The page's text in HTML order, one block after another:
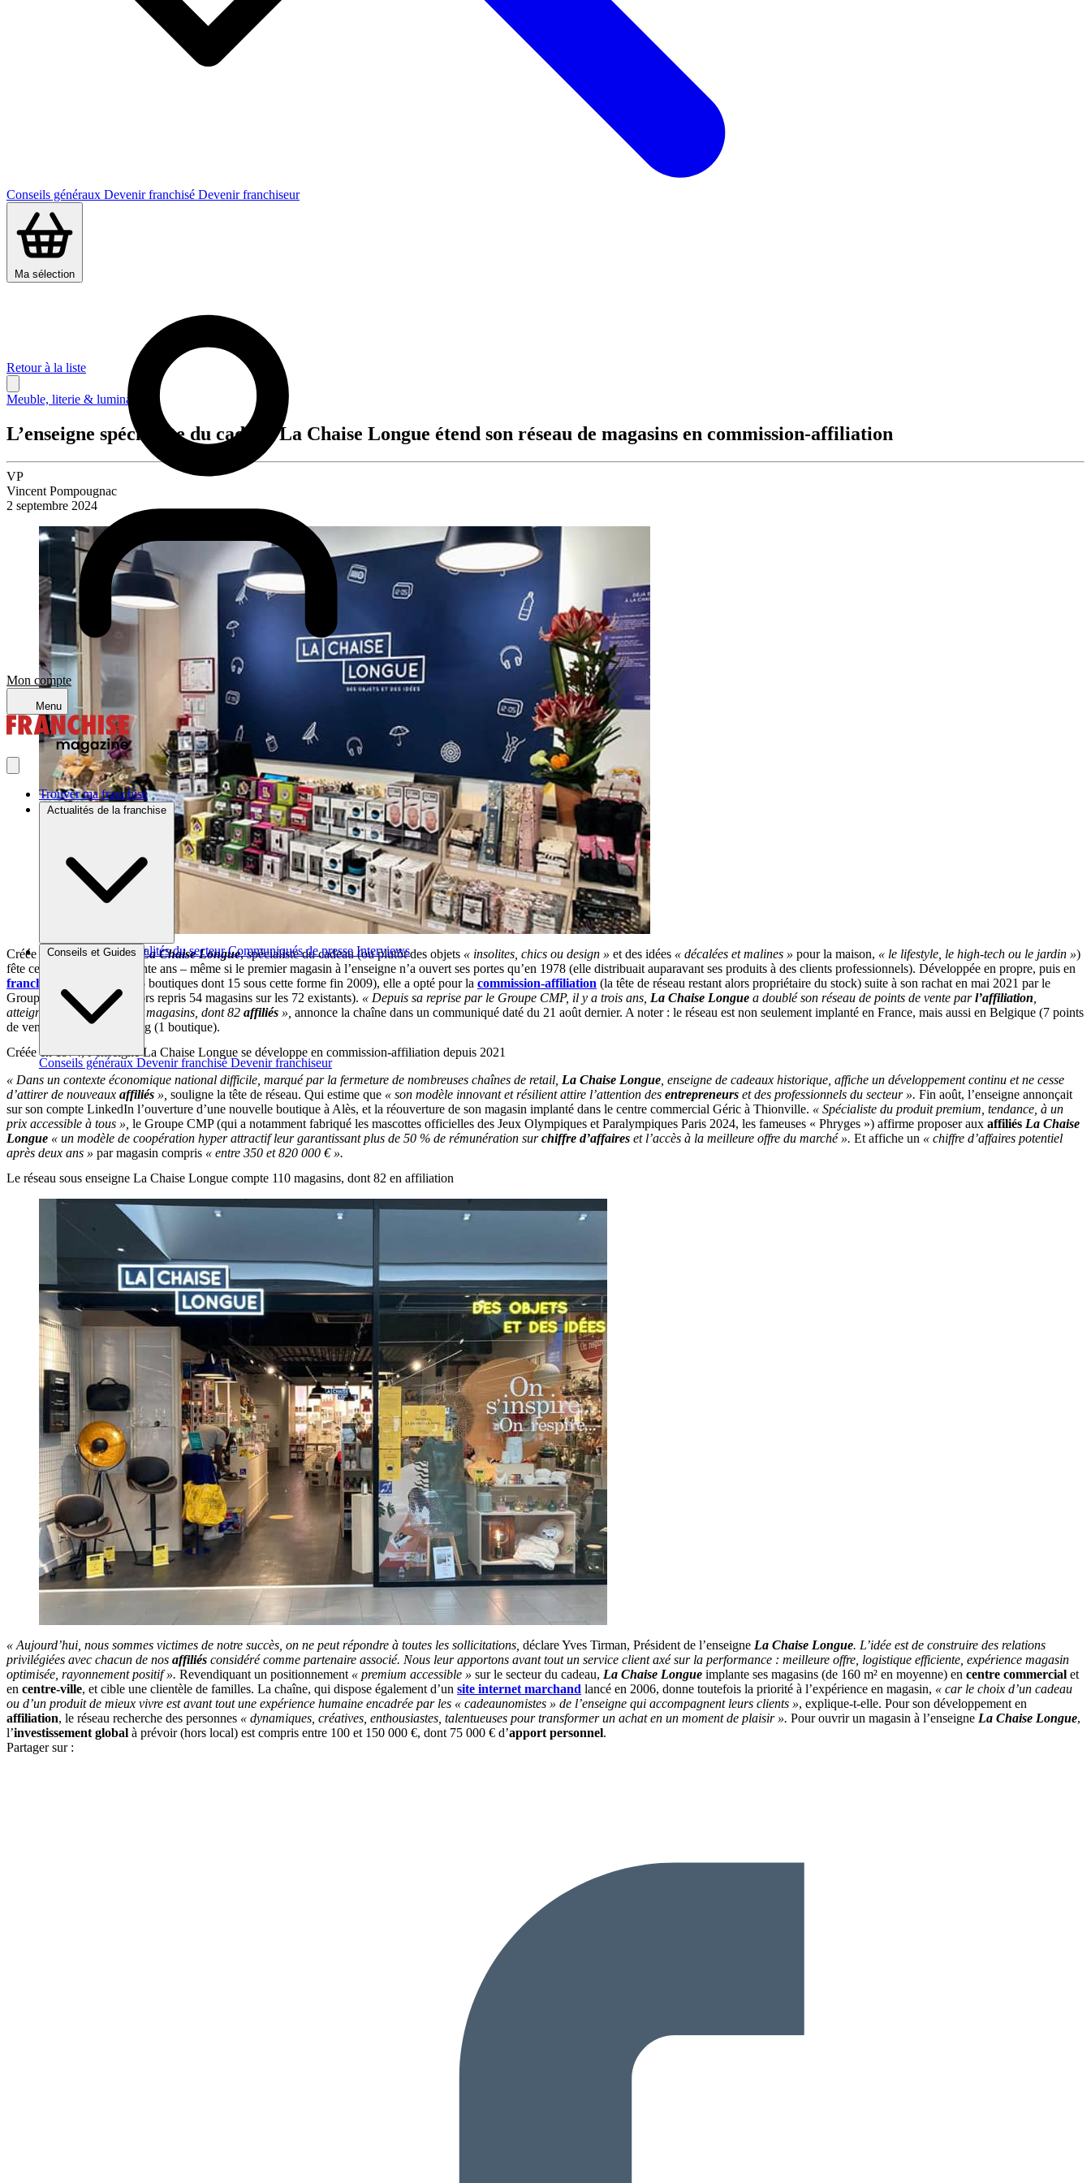
Conseils généraux Devenir franchisé Devenir franchiseur
Ma sélection
Mon compte
Menu
Trouver ma franchise
Actualités de la franchise
Brèves et actus Actualités du secteur Communiqués de presse Interviews
Conseils et Guides
Conseils généraux Devenir franchisé Devenir franchiseur
Retour à la liste
Meuble, literie & luminaire
L’enseigne spécialiste du cadeau La Chaise Longue étend son réseau de magasins en commission-affiliation
VP
Vincent Pompougnac
2 septembre 2024
Créée en 1974, la marque La Chaise Longue, spécialiste du cadeau (ou plutôt des objets « insolites, chics ou design » et des idées « décalées et malines » pour la maison, « le lifestyle, le high-tech ou le jardin »)
fête cette année ses cinquante ans – même si le premier magasin à l’enseigne n’a ouvert ses portes qu’en 1978 (elle distribuait auparavant ses produits à des clients professionnels). Développée en propre, puis en
franchise
(elle comptait 25 boutiques dont 15 sous cette forme fin 2009), elle a opté pour la commission-affiliation (la tête de réseau restant alors propriétaire du stock) suite à son rachat en mai 2021 par le
Groupe CMP (qui avait alors repris 54 magasins sur les 72 existants). « Depuis sa reprise par le Groupe CMP, il y a trois ans, La Chaise Longue a doublé son réseau de points de vente parl’affiliation
atteignant aujourd’hui 110 magasins, dont 82 affiliés », annonce la chaîne dans un communiqué daté du 21 août dernier. A noter : le réseau est non seulement implanté en France, mais aussi en Belgique (7 points
de vente) et au Luxembourg (1 boutique).
Créée en 1974, l’enseigne La Chaise Longue se développe en commission-affiliation depuis 2021
« Dans un contexte économique national difficile, marqué par la fermeture de nombreuses chaînes de retail, La Chaise Longue , enseigne de cadeaux historique, affiche un développement continu et ne cesse
d’attirer de nouveaux affiliés », souligne la tête de réseau. Qui estime que « son modèle innovant et résilient attire l’attention des entrepreneurs et des professionnels du secteur ». Fin août, l’enseigne annonçait
sur son compte LinkedIn l’ouverture d’une nouvelle boutique à Alès, et la réouverture de son magasin implanté dans le centre commercial Géric à Thionville. « Spécialiste du produit premium, tendance, à un
prix accessible à tous », le Groupe CMP (qui a notamment fabriqué les mascottes officielles des Jeux Olympiques et Paralympiques Paris 2024, les fameuses « Phryges ») affirme proposer aux affiliés La Chaise
Longue « un modèle de coopération hyper attractif leur garantissant plus de 50 % de rémunération surchiffre d’affaires et l’accès à la meilleure offre du marché ». Et affiche un « chiffre d’affaires potentiel
après deux ans » par magasin compris « entre 350 et 820 000 € ».
Le réseau sous enseigne La Chaise Longue compte 110 magasins, dont 82 en affiliation
« Aujourd’hui, nous sommes victimes de notre succès, on ne peut répondre à toutes les sollicitations déclare Yves Tirman, Président de l’enseigne La Chaise Longue. L’idée est de construire des relations
privilégiées avec chacun de nos affiliés considéré comme partenaire associé. Nous leur apportons avant tout un service client axé sur la performance : meilleure offre, logistique efficiente, expérience magasin
optimisée, rayonnement positif ». Revendiquant un positionnement « premium accessible » sur le secteur du cadeau, La Chaise Longue implante ses magasins (de 160 m² en moyenne) en centre commercial et
en centre-ville, et cible une clientèle de familles. La chaîne, qui dispose également d’un site internet marchand lancé en 2006, donne toutefois la priorité à l’expérience en magasin, « car le choix d’un cadeau
ou d’un produit de mieux vivre est avant tout une expérience humaine encadrée par les « cadeaunomistes » de l’enseigne qui accompagnent leurs clients », explique-t-elle. Pour son développement en
affiliation, le réseau recherche des personnes « dynamiques, créatives, enthousiastes, talentueuses pour transformer un achat en un moment de plaisir ». Pour ouvrir un magasin à l’enseigne La Chaise Longue,
l’investissement global à prévoir (hors local) est compris entre 100 et 150 000 €, dont 75 000 € d’apport personnel.
Partager sur :